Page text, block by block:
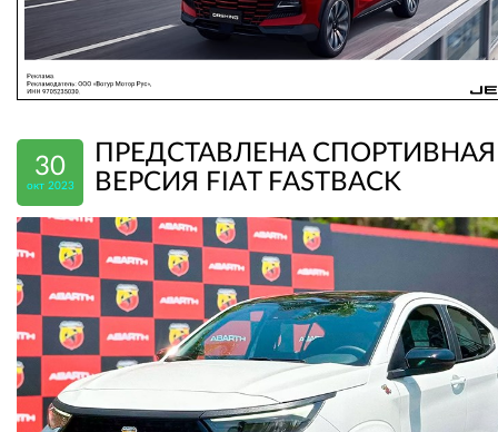
30
окт 2023
ПРЕДСТАВЛЕНА СПОРТИВНАЯ
ВЕРСИЯ FIAT FASTBACK